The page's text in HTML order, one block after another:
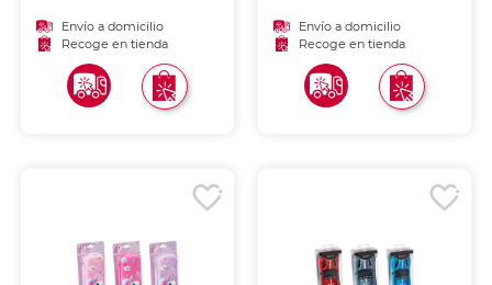
Envío a domicilio
Recoge en tienda
Envío a domicilio
Recoge en tienda